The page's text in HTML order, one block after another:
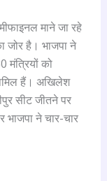
माने जा रहे
जोर है। भाजपा ने
मंत्रियों को
हैं। अखिलेश
सीट जीतने पर
भाजपा ने चार-चार